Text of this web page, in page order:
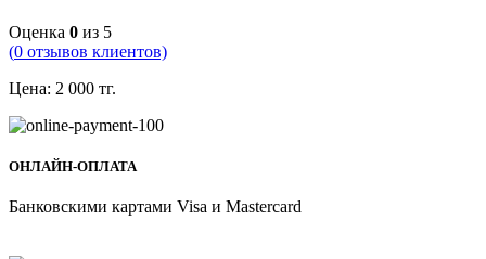
Оценка 0 из 5
(0 отзывов клиентов)
Цена: 2 000 тг.
ОНЛАЙН-ОПЛАТА
Банковскими картами Visa и Mastercard